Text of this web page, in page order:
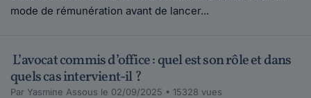
mode de rémunération avant de lancer...
L’avocat commis d’office : quel est son rôle et dans
quels cas intervient-il ?
Par Yasmine Assous le 02/09/2025 • 15328 vues